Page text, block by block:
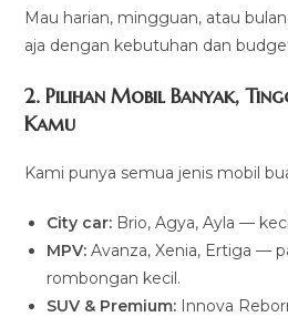
Mau harian, mingguan, atau
aja dengan kebutuhan dan
2. Pilihan Mobil Banyak,
Kamu
Kami punya semua jenis mobil
City car: Brio, Agya, Ayla —
MPV: Avanza, Xenia, Ertiga —
rombongan kecil.
SUV & Premium: Innova